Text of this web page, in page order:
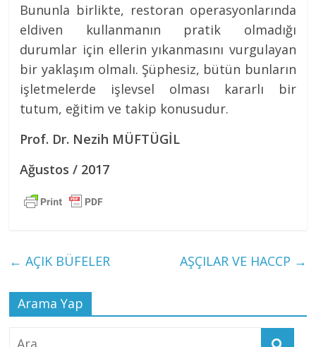
Bununla birlikte, restoran operasyonlarında
eldiven kullanmanın pratik olmadığı
durumlar için ellerin yıkanmasını vurgulayan
bir yaklaşım olmalı. Şüphesiz, bütün bunların
işletmelerde işlevsel olması kararlı bir
tutum, eğitim ve takip konusudur.
Prof. Dr. Nezih MÜFTÜGİL
Ağustos / 2017
← AÇIK BÜFELER AŞÇILAR VE HACCP →
Arama Yap